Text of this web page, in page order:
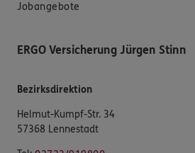
Jobangebote
ERGO Versicherung Jürgen Stinn
Bezirksdirektion
Helmut-Kumpf-Str. 34
57368 Lennestadt